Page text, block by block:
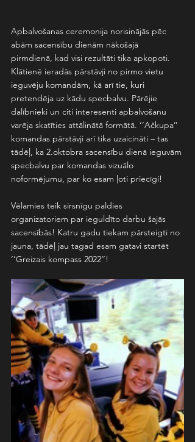
Apbalvošanas ceremonija norisinājās pēc
abām sacensību dienām nākošajā
pirmdienā, kad visi rezultāti tika apkopoti.
Klātienē ieradās pārstāvji no pirmo vietu
ieguvēju komandām, kā arī tie, kuri
pretendēja uz kādu specbalvu. Pārējie
dalībnieki un citi interesenti apbalvošanu
varēja skatīties attālinātā formātā. ‘’Ačkupa’’
komandas pārstāvji arī tika uzaicināti – tas
tādēļ, ka 2.oktobra sacensību dienā ieguvām
specbalvu par komandas vizuālo
noformējumu, par ko esam ļoti priecīgi!
Vēlamies teik sirsnīgu paldies
organizatoriem par ieguldīto darbu šajās
sacensībās! Katru gadu tiekam pārsteigti no
jauna, tādēļ jau tagad esam gatavi startēt
‘’Greizais kompass 2022’’!